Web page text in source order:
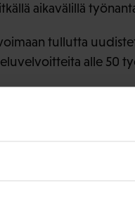
aikavälillä
tullutta
alle 50
enemmän
yhä harvempi kokee,